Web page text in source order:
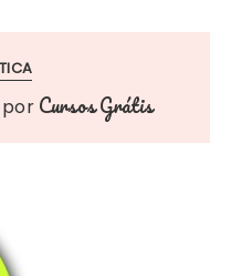
por Cursos Grátis